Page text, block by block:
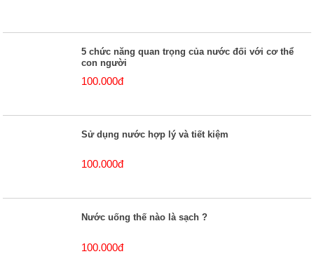
5 chức năng quan trọng của nước đối với cơ thể
con người
100.000đ
Sử dụng nước hợp lý và tiết kiệm
100.000đ
Nước uống thế nào là sạch ?
100.000đ